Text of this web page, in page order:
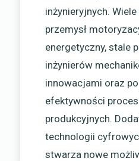
inżynieryjnych.
przemysł
energetyczny, stale
inżynierów
innowacjami oraz
efektywności
produkcyjnych.
technologii
stwarza nowe